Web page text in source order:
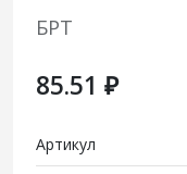
БРТ
85.51 ₽
Артикул